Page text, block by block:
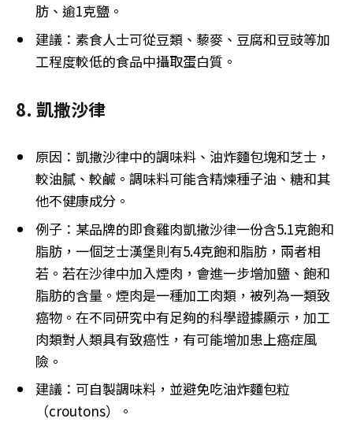
肪、逾1克鹽。
建議：素食人士可從豆類、藜麥、豆腐和豆豉等加
工程度較低的食品中攝取蛋白質。
8. 凱撒沙律
原因：凱撒沙律中的調味料、油炸麵包塊和芝士，
較油膩、較鹹。調味料可能含精煉種子油、糖和其
他不健康成分。
例子：某品牌的即食雞肉凱撒沙律一份含5.1克飽和
脂肪，一個芝士漢堡則有5.4克飽和脂肪，兩者相
若。若在沙律中加入煙肉，會進一步增加鹽、飽和
脂肪的含量。煙肉是一種加工肉類，被列為一類致
癌物。在不同研究中有足夠的科學證據顯示，加工
肉類對人類具有致癌性，有可能增加患上癌症風
險。
建議：可自製調味料，並避免吃油炸麵包粒
（croutons）。